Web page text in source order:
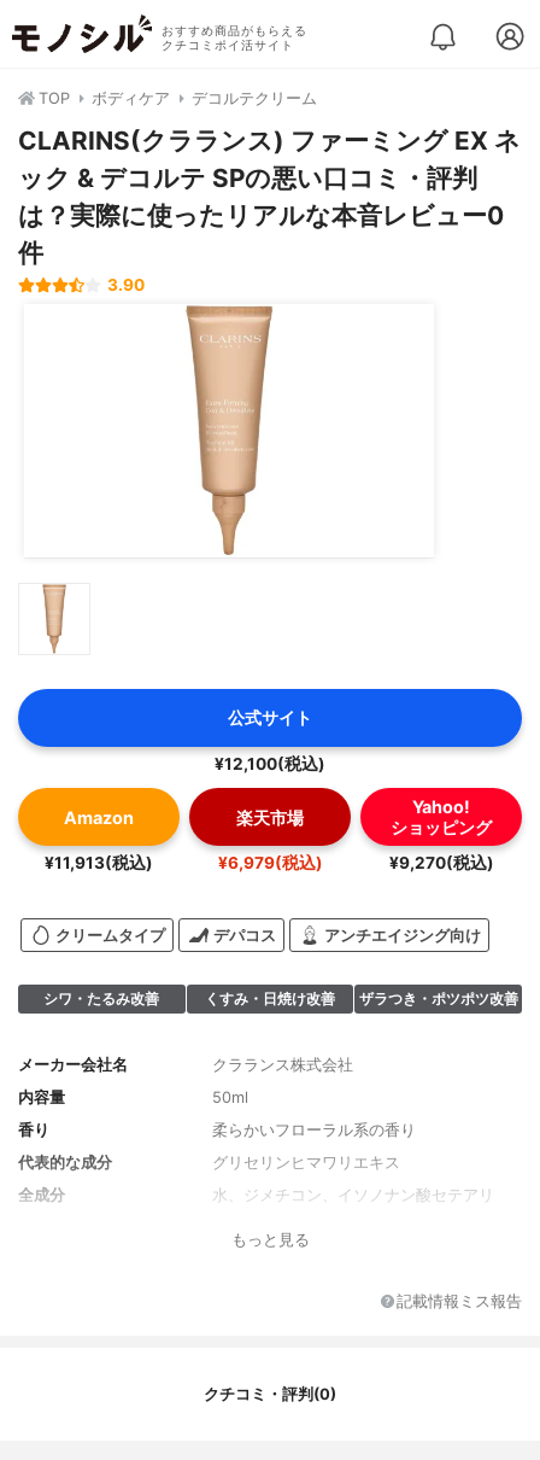
おすすめ商品がもらえる
クチコミポイ活サイト
TOP ボディケア デコルテクリーム
CLARINS(クラランス) ファーミング EX ネ
ック & デコルテ SPの悪い口コミ・評判
は？実際に使ったリアルな本音レビュー0
件
3.90
公式サイト
¥12,100(税込)
Amazon
¥11,913(税込)
楽天市場
¥6,979(税込)
Yahoo!
ショッピング
¥9,270(税込)
クリームタイプ デパコス アンチエイジング向け
シワ・たるみ改善 くすみ・日焼け改善 ザラつき・ポツポツ改善
メーカー会社名
クラランス株式会社
内容量
50ml
香り
柔らかいフローラル系の香り
代表的な成分
グリセリンヒマワリエキス
全成分
水、ジメチコン、イソノナン酸セテアリ
アルコール、エチルヘキサン酸セテアリ
ルキル(C12-20)グルコシド、(HDI/トリメチ
スムギ穀粒エキス、EDTA-2Na、加水分解
もっと見る
記載情報ミス報告
クチコミ・評判(0)